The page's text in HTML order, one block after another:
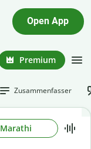
Open App
Premium
Zusammenfasser
Marathi